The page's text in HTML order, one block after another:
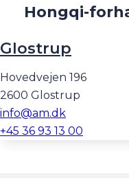
Hongqi-
Glostrup
Hovedvejen 196
2600 Glostrup
info@am.dk
+45 36 93 13 00